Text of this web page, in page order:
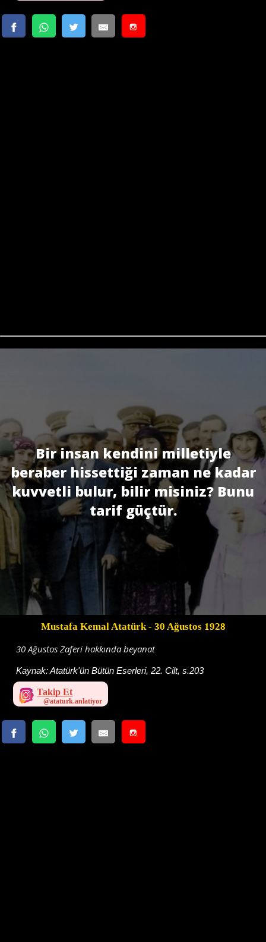
Bir insan kendini milletiyle
beraber hissettiği zaman ne kadar
kuvvetli bulur, bilir misiniz? Bunu
tarif güçtür.
Mustafa Kemal Atatürk- 30 Ağustos 1928
30 Ağustos Zaferi hakkında beyanat
Kaynak:Atatürk'ün Bütün Eserleri, 22. Cilt, s.203
Takip Et